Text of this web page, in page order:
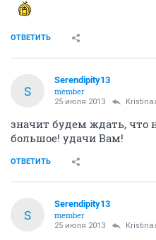
ОТВЕТИТЬ
S
Serendipity13
member
25 июля 2013
значит будем ждать, что
большое! удачи Вам!
ОТВЕТИТЬ
S
Serendipity13
member
25 июля 2013